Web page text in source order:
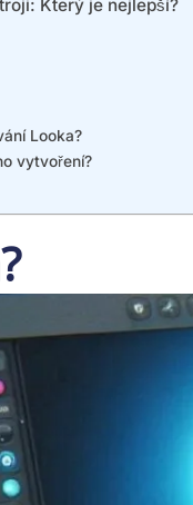
Který je nejlepší?
Looka?
vytvoření?